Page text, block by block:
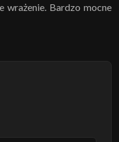
wrażenie. Bardzo mocne